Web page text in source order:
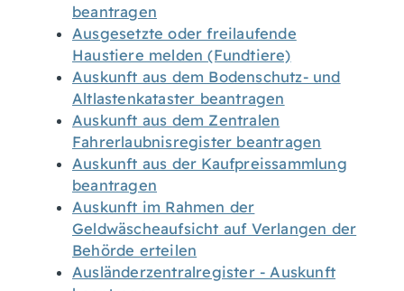
beantragen
Ausgesetzte oder freilaufende
Haustiere melden (Fundtiere)
Auskunft aus dem Bodenschutz- und
Altlastenkataster beantragen
Auskunft aus dem Zentralen
Fahrerlaubnisregister beantragen
Auskunft aus der Kaufpreissammlung
beantragen
Auskunft im Rahmen der
Geldwäscheaufsicht auf Verlangen der
Behörde erteilen
Ausländerzentralregister - Auskunft